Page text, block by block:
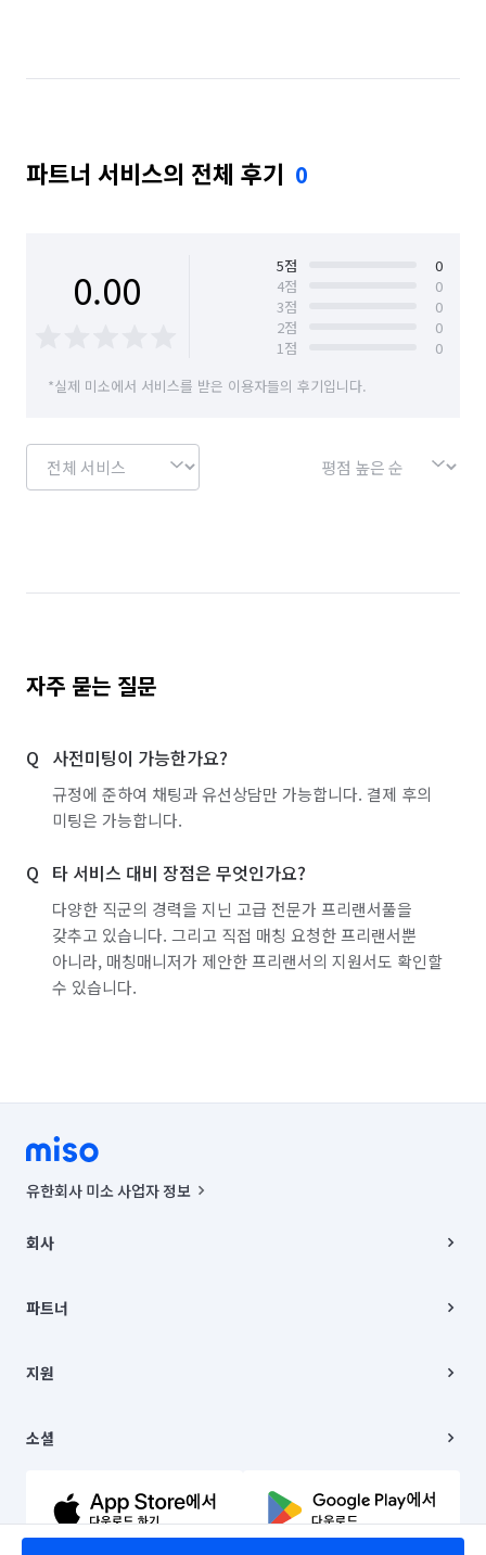
파트너 서비스의 전체 후기 0
0.00 5점
0
4점
0
3점
0
2점
0
1점
0
*실제 미소에서 서비스를 받은 이용자들의 후기입니다.
자주 묻는 질문
사전미팅이 가능한가요?
규정에 준하여 채팅과 유선상담만 가능합니다. 결제 후의
미팅은 가능합니다.
타 서비스 대비 장점은 무엇인가요?
다양한 직군의 경력을 지닌 고급 전문가 프리랜서풀을
갖추고 있습니다. 그리고 직접 매칭 요청한 프리랜서뿐
아니라, 매칭매니저가 제안한 프리랜서의 지원서도 확인할
수 있습니다.
유한회사 미소 사업자 정보
00019 |
주소 | 본사: 서울특별시 종로구 율곡로 6(중학동, 트윈트리빌딩) B동 5층
컨택센터 : 서울특별시 종로구 수송동 율곡로 24, 7층, 8층 미소
상품, 상품정보, 거래에 관한 의무와 책임은 거래당사자에게 있습니다.
언론 보도 관련 문의:
© 유한회사 미소. Miso, Inc. All Rights Reserved.
회사
채용
파트너
이사
지원
이용약관
문의하기
소셜
유튜브